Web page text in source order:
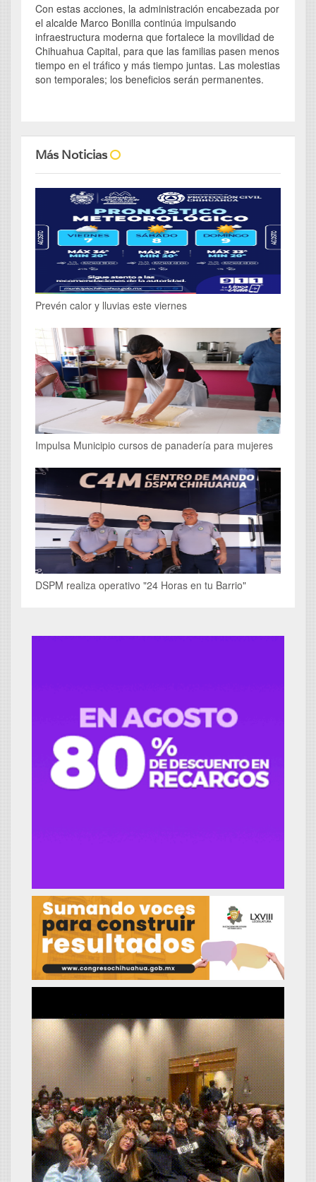
Con estas acciones, la administración encabezada por
el alcalde Marco Bonilla continúa impulsando
infraestructura moderna que fortalece la movilidad de
Chihuahua Capital, para que las familias pasen menos
tiempo en el tráfico y más tiempo juntas. Las molestias
son temporales; los beneficios serán permanentes.
Más Noticias
Prevén calor y lluvias este viernes
Impulsa Municipio cursos de panadería para mujeres
DSPM realiza operativo "24 Horas en tu Barrio"